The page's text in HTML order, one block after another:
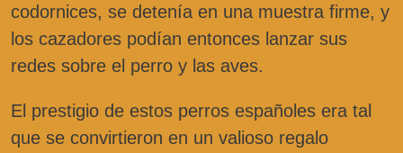
codornices, se detenía en una muestra firme, y
los cazadores podían entonces lanzar sus
redes sobre el perro y las aves.
El prestigio de estos perros españoles era tal
que se convirtieron en un valioso regalo